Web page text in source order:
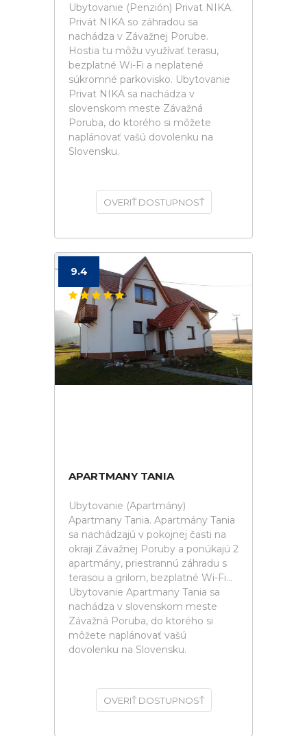
Ubytovanie (Penzión) Privat NIKA.
Privát NIKA so záhradou sa
nachádza v Závažnej Porube.
Hostia tu môžu využívať terasu,
bezplatné Wi-Fi a neplatené
súkromné parkovisko. Ubytovanie
Privat NIKA sa nachádza v
slovenskom meste Závažná
Poruba, do ktorého si môžete
naplánovať vašú dovolenku na
Slovensku.
OVERIŤ DOSTUPNOSŤ
9.4
APARTMANY TANIA
Ubytovanie (Apartmány)
Apartmany Tania. Apartmány Tania
sa nachádzajú v pokojnej časti na
okraji Závažnej Poruby a ponúkajú 2
apartmány, priestrannú záhradu s
terasou a grilom, bezplatné Wi-Fi...
Ubytovanie Apartmany Tania sa
nachádza v slovenskom meste
Závažná Poruba, do ktorého si
môžete naplánovať vašú
dovolenku na Slovensku.
OVERIŤ DOSTUPNOSŤ